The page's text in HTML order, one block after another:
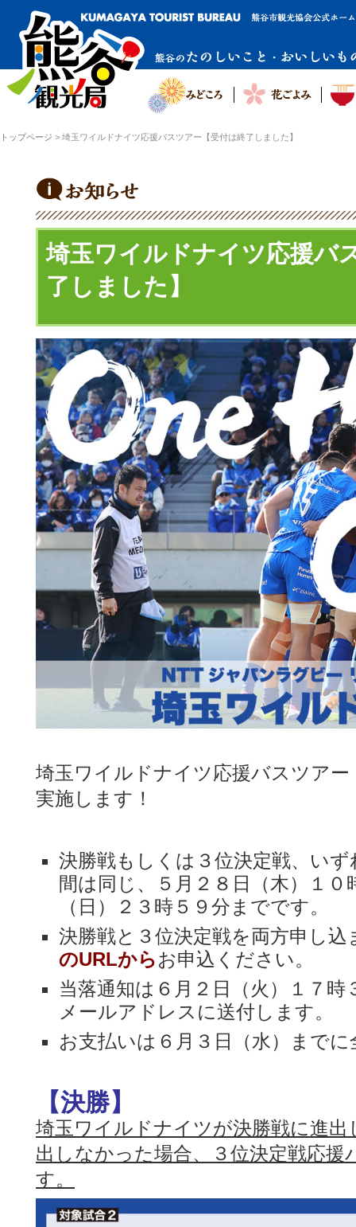
トップページ > 埼玉ワイルドナイツ応援バスツアー【受付は終了しました】
埼玉ワイルドナイツ応援バ
了しました】
埼玉ワイルドナイツ応援バスツアー
実施します！
決勝戦もしくは３位決定戦、い
間は同じ、５月２８日（木）１
（日）２３時５９分までです。
決勝戦と３位決定戦を両方申し
のURLからお申込ください。
当落通知は６月２日（火）１７
メールアドレスに送付します。
お支払いは６月３日（水）まで
【決勝】
埼玉ワイルドナイツが決勝戦に進
出しなかった場合、３位決定戦応援
す。